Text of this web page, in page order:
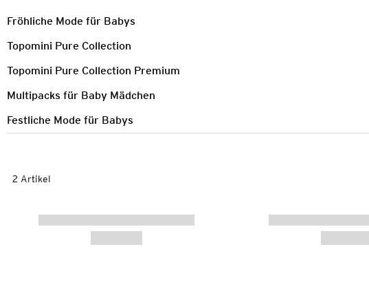
Fröhliche Mode für Babys
Topomini Pure Collection
Topomini Pure Collection Premium
Multipacks für Baby Mädchen
Festliche Mode für Babys
2 Artikel